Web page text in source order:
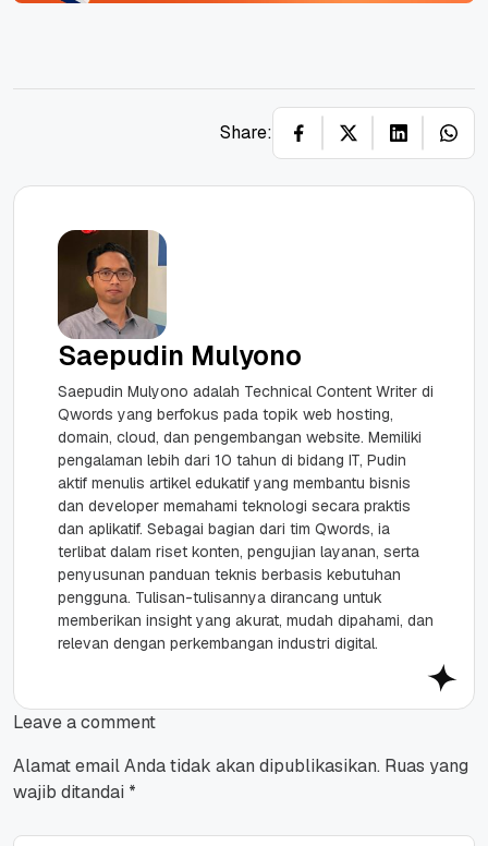
Share:
Saepudin Mulyono
Saepudin Mulyono adalah Technical Content Writer di
Qwords yang berfokus pada topik web hosting,
domain, cloud, dan pengembangan website. Memiliki
pengalaman lebih dari 10 tahun di bidang IT, Pudin
aktif menulis artikel edukatif yang membantu bisnis
dan developer memahami teknologi secara praktis
dan aplikatif. Sebagai bagian dari tim Qwords, ia
terlibat dalam riset konten, pengujian layanan, serta
penyusunan panduan teknis berbasis kebutuhan
pengguna. Tulisan-tulisannya dirancang untuk
memberikan insight yang akurat, mudah dipahami, dan
relevan dengan perkembangan industri digital.
Leave a comment
Alamat email Anda tidak akan dipublikasikan. Ruas yang
wajib ditandai *